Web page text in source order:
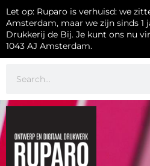
Let op: Ruparo is verhuisd: we
Amsterdam, maar we zijn sinds 1
Drukkerij de Bij. Je kunt ons nu
1043 AJ Amsterdam.